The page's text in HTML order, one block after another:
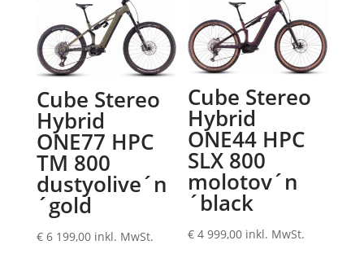
Cube Stereo
Hybrid
ONE77 HPC
TM 800
dustyolive´n
´gold
€6 199,00 inkl. MwSt.
Cube Stereo
Hybrid
ONE44 HPC
SLX 800
molotov´n
´black
€ 4 999,00 inkl. MwSt.